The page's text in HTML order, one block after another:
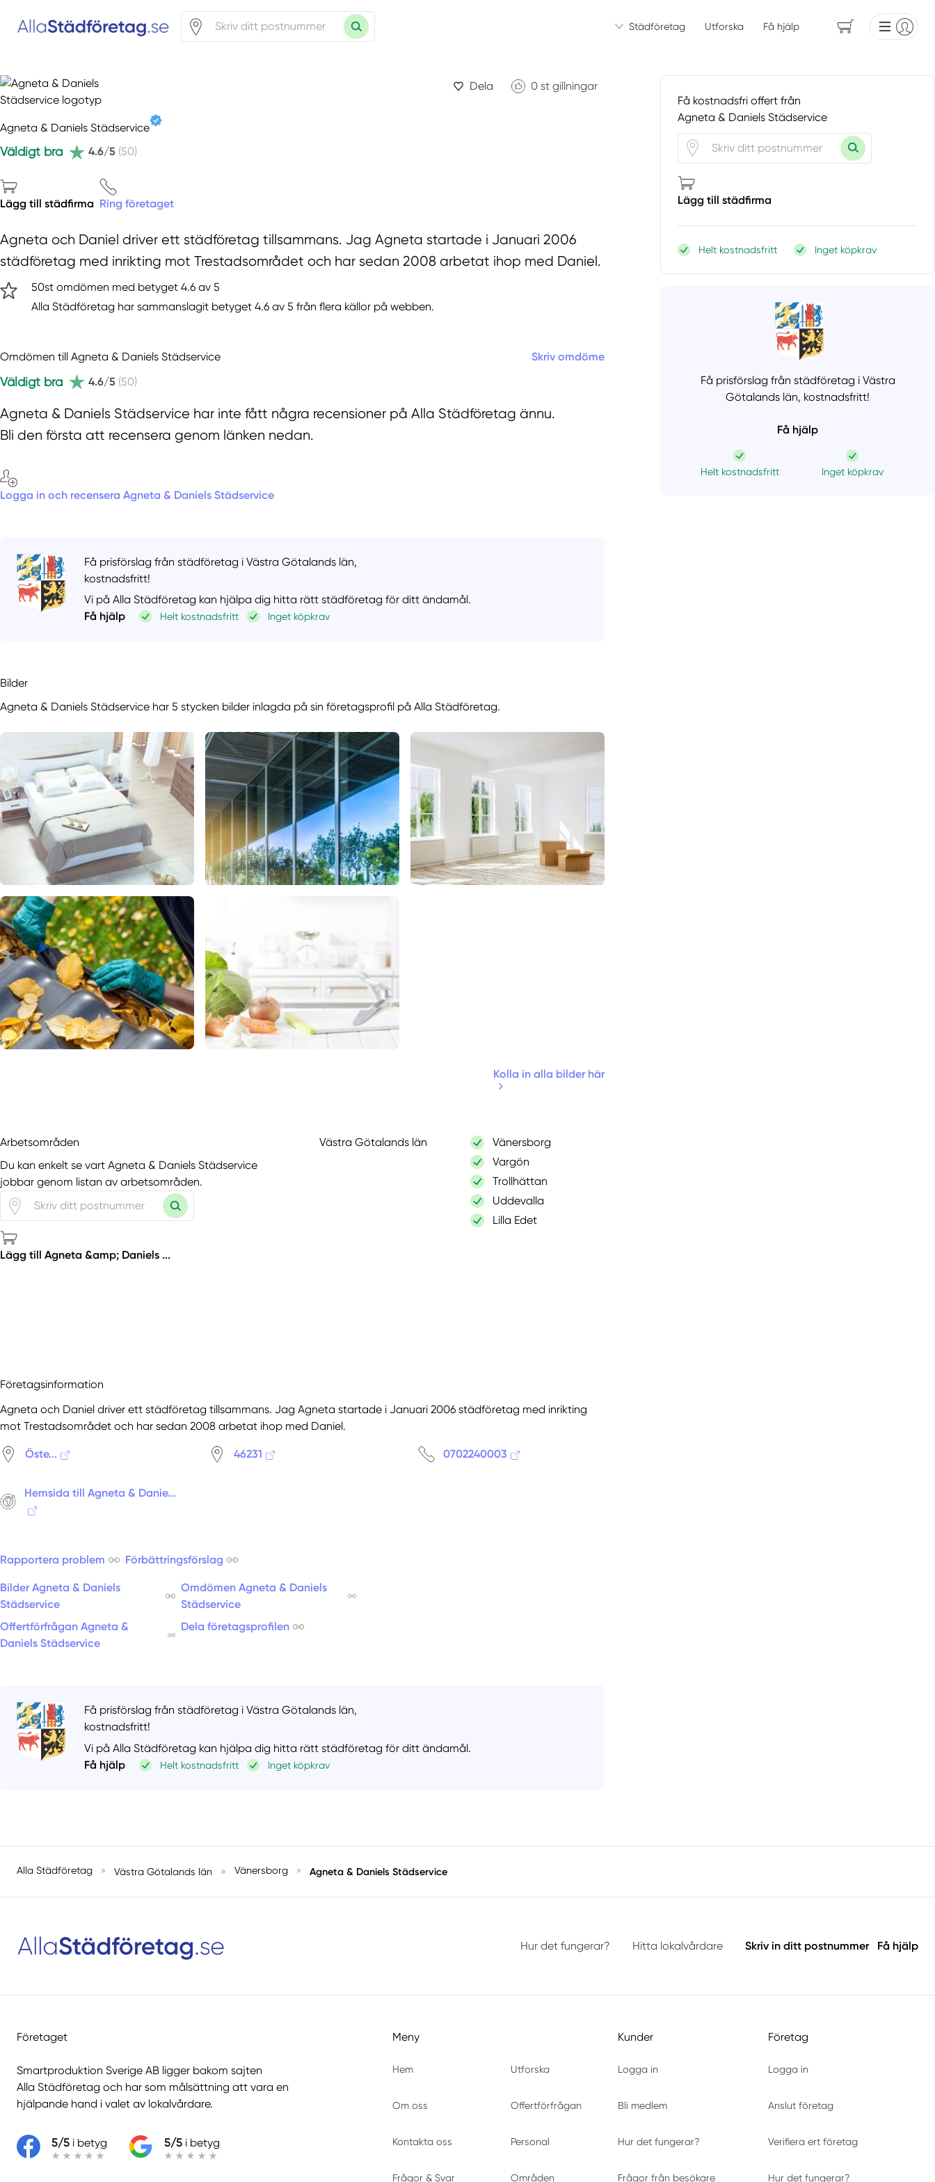
Städföretag Utforska Få hjälp
Dela 0 st gillningar
Agneta & Daniels Städservice
Väldigt bra 4.6/5 (50)
Lägg till städfirma Ring företaget
Agneta och Daniel driver ett städföretag tillsammans. Jag Agneta startade i Januari 2006
städföretag med inrikting mot Trestadsområdet och har sedan 2008 arbetat ihop med Daniel.
50st omdömen med betyget 4.6 av 5
Alla Städföretag har sammanslagit betyget 4.6 av 5 från flera källor på webben.
Omdömen till Agneta & Daniels Städservice
Väldigt bra 4.6/5 (50)
Skriv omdöme
Agneta & Daniels Städservice har inte fått några recensioner på Alla Städföretag ännu.
Bli den första att recensera genom länken nedan.
Logga in och recensera Agneta & Daniels Städservice
Få prisförslag från städföretag i Västra Götalands län,
kostnadsfritt!
Vi på Alla Städföretag kan hjälpa dig hitta rätt städföretag för ditt ändamål.
Få hjälp
Helt kostnadsfritt Inget köpkrav
Bilder
Agneta & Daniels Städservice har 5 stycken bilder inlagda på sin företagsprofil på Alla Städföretag.
Kolla in alla bilder här
Arbetsområden
Du kan enkelt se vart Agneta & Daniels Städservice
jobbar genom listan av arbetsområden.
Lägg till Agneta &amp; Daniels ...
Västra Götalands län
Vänersborg
Vargön
Trollhättan
Uddevalla
Lilla Edet
Företagsinformation
Agneta och Daniel driver ett städföretag tillsammans. Jag Agneta startade i Januari 2006 städföretag med inrikting
mot Trestadsområdet och har sedan 2008 arbetat ihop med Daniel.
Öste... 46231 0702240003
Hemsida till Agneta & Danie...
Rapportera problem Förbättringsförslag
Bilder Agneta & Daniels
Städservice
Omdömen Agneta & Daniels
Städservice
Offertförfrågan Agneta &
Daniels Städservice
Dela företagsprofilen
Få prisförslag från städföretag i Västra Götalands län,
kostnadsfritt!
Vi på Alla Städföretag kan hjälpa dig hitta rätt städföretag för ditt ändamål.
Få hjälp
Helt kostnadsfritt Inget köpkrav
Få kostnadsfri offert från
Agneta & Daniels Städservice
Lägg till städfirma
Helt kostnadsfritt Inget köpkrav
Få prisförslag från städföretag i Västra
Götalands län, kostnadsfritt!
Få hjälp
Helt kostnadsfritt Inget köpkrav
Alla Städföretag » Västra Götalands län » Vänersborg » Agneta & Daniels Städservice
Hur det fungerar? Hitta lokalvårdare Skriv in ditt postnummer Få hjälp
Företaget
Smartproduktion Sverige AB ligger bakom sajten
Alla Städföretag och har som målsättning att vara en
hjälpande hand i valet av lokalvårdare.
5/5 i betyg 5/5 i betyg
Meny
Hem Utforska
Om oss Offertförfrågan
Kontakta oss Personal
Frågor & Svar Områden
Kunder
Logga in
Bli medlem
Hur det fungerar?
Frågor från besökare
Företag
Logga in
Anslut företag
Verifiera ert företag
Hur det fungerar?